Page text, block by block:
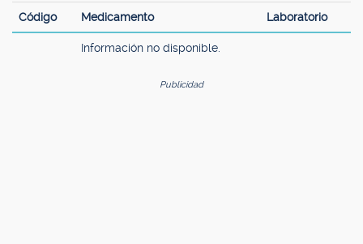
Código Medicamento Laboratorio
Información no disponible.
Publicidad